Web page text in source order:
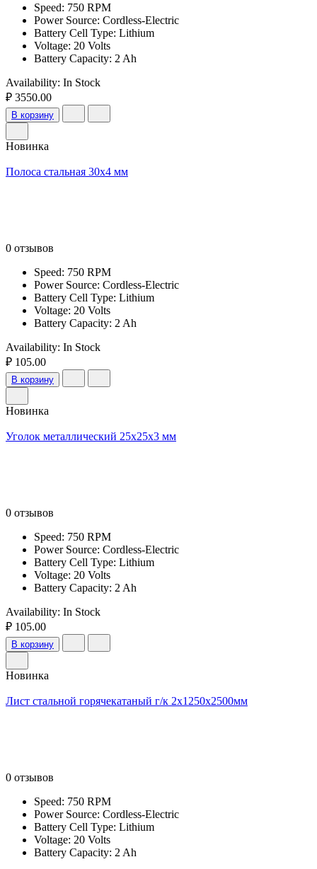
Speed: 750 RPM
Power Source: Cordless-Electric
Battery Cell Type: Lithium
Voltage: 20 Volts
Battery Capacity: 2 Ah
Availability: In Stock
₽ 3550.00
В корзину
Новинка
Полоса стальная 30х4 мм
0 отзывов
Speed: 750 RPM
Power Source: Cordless-Electric
Battery Cell Type: Lithium
Voltage: 20 Volts
Battery Capacity: 2 Ah
Availability: In Stock
₽ 105.00
В корзину
Новинка
Уголок металлический 25x25x3 мм
0 отзывов
Speed: 750 RPM
Power Source: Cordless-Electric
Battery Cell Type: Lithium
Voltage: 20 Volts
Battery Capacity: 2 Ah
Availability: In Stock
₽ 105.00
В корзину
Новинка
Лист стальной горячекатаный г/к 2х1250х2500мм
0 отзывов
Speed: 750 RPM
Power Source: Cordless-Electric
Battery Cell Type: Lithium
Voltage: 20 Volts
Battery Capacity: 2 Ah